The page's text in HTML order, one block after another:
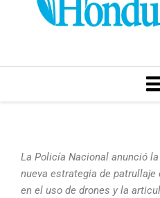
La Policía Nacional anunció
nueva estrategia de patrullaje
en el uso de drones y la